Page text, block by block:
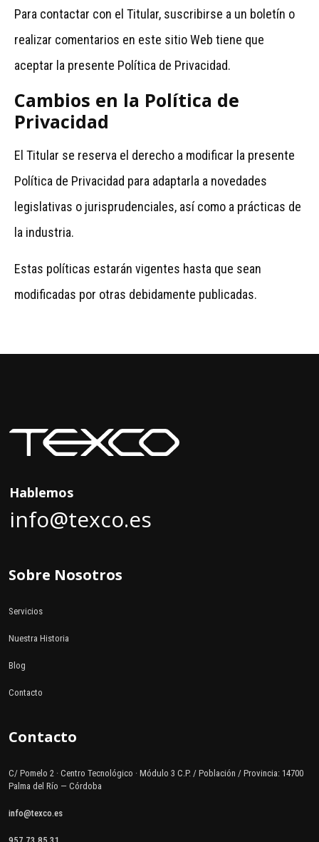
Para contactar con el Titular, suscribirse a un boletín o
realizar comentarios en este sitio Web tiene que
aceptar la presente Política de Privacidad.
Cambios en la Política de
Privacidad
El Titular se reserva el derecho a modificar la presente
Política de Privacidad para adaptarla a novedades
legislativas o jurisprudenciales, así como a prácticas de
la industria.
Estas políticas estarán vigentes hasta que sean
modificadas por otras debidamente publicadas.
Hablemos
info@texco.es
Sobre Nosotros
Servicios
Nuestra Historia
Blog
Contacto
Contacto
C/ Pomelo 2 · Centro Tecnológico · Módulo 3 C.P. / Población / Provincia: 14700
Palma del Río — Córdoba
info@texco.es